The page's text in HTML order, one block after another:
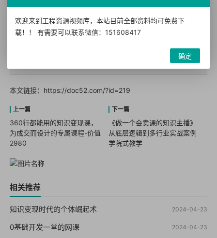
您需要 登录 并 升级VIP 后才能查看此内容！
转载声明：本站发布文章及版权归原作者所有，转载本站文章请注明文
本文链接： https://doc52.com/?id=219
360行都能用的知识变现课，
为成交而设计的专属课程-价值
2980
《做一个会卖课的知识主播》
从底层逻辑到多行业实战案例
学院式教学
相关推荐
2024-04-23
知识变现时代的个体崛起术
2024-04-23
0基础开发一堂的网课
欢迎来到工程资源视频库，本站目前全部资料均可免费下
载！！ 有需要可以联系微信：151608417
确定